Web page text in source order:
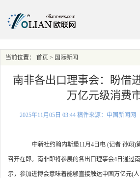
当前位置： 首页 > 国际新闻
南非各出口理事会：盼借
万亿元级消费
2025年11月05日 03:44 稿件来源：中国新闻网
中新社约翰内斯堡11月4日电 (记者 孙翔)
召开在即。南非即将参展的各出口理事会4日通过
示，参加进博会意味着能够直接触达中国万亿元(